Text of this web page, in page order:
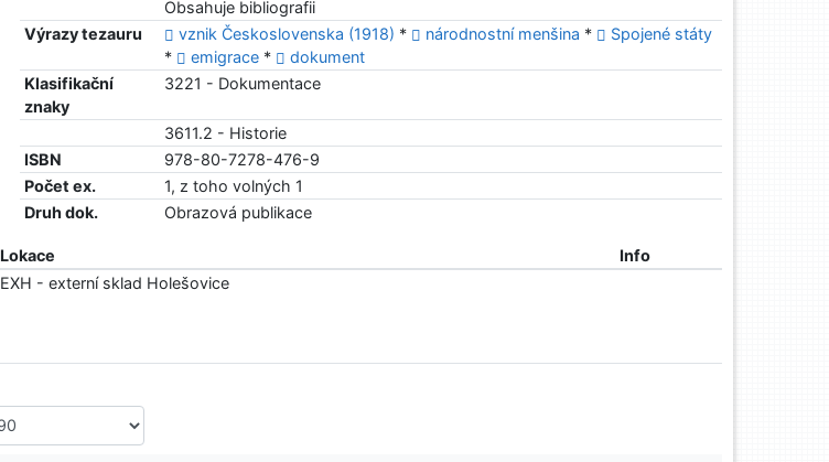
Obsahuje bibliografii
Výrazy tezauru
vznik Československa (1918) * národnostní menšina *
Spojené státy
*
emigrace *
dokument
Klasifikační
znaky
3221 - Dokumentace
3611.2 - Historie
ISBN
978-80-7278-476-9
Počet ex.
1, z toho volných 1
Druh dok.
Obrazová publikace
Lokace
Info
EXH - externí sklad Holešovice